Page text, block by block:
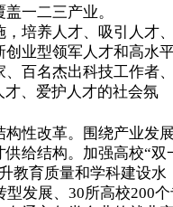
盖一二三产业。
培养人才、吸引人才
业型领军人才和高水
百名杰出科技工作者
才、爱护人才的社会氛
性改革。围绕产业发
给结构。加强高校“双
教育质量和学科建设水
发展、30所高校200